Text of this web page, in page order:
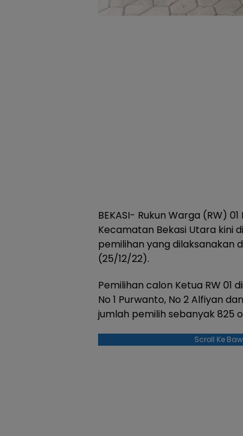
BEKASI- Rukun Warga (RW)
Kecamatan Bekasi Utara kini
pemilihan yang dilaksanakan
(25/12/22).
Pemilihan calon Ketua RW 01
No 1 Purwanto, No 2 Alfiyan
jumlah pemilih sebanyak 825
Scroll Ke